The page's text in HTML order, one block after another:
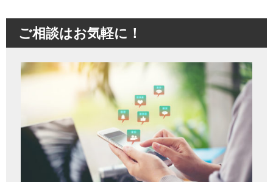
ご相談はお気軽に！